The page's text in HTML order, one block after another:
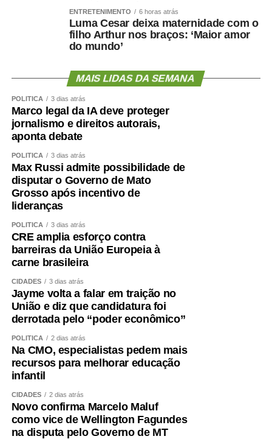
ENTRETENIMENTO 6 horas atrás
Luma Cesar deixa maternidade com o
filho Arthur nos braços: ‘Maior amor
do mundo’
MAIS LIDAS DA SEMANA
POLÍTICA 3 dias atrás
Marco legal da IA deve proteger
jornalismo e direitos autorais,
aponta debate
POLÍTICA 3 dias atrás
Max Russi admite possibilidade de
disputar o Governo de Mato
Grosso após incentivo de
lideranças
POLÍTICA 3 dias atrás
CRE amplia esforço contra
barreiras da União Europeia à
carne brasileira
CIDADES 3 dias atrás
Jayme volta a falar em traição no
União e diz que candidatura foi
derrotada pelo “poder econômico”
POLÍTICA 2 dias atrás
Na CMO, especialistas pedem mais
recursos para melhorar educação
infantil
CIDADES 2 dias atrás
Novo confirma Marcelo Maluf
como vice de Wellington Fagundes
na disputa pelo Governo de MT